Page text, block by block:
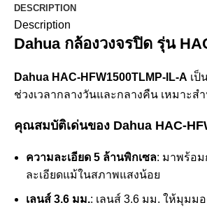
DESCRIPTION
Description
Dahua กล้องวงจรปิด รุ่น
Dahua HAC-HFW1500TLMP-IL-A เป็
ช่วงเวลากลางวันและกลางคืน เหมาะ
คุณสมบัติเด่นของ Dahua HAC-
ความละเอียด 5 ล้านพิกเซล: มาพร้อม
ละเอียดแม้ในสภาพแสงน้อย
เลนส์ 3.6 มม.: เลนส์ 3.6 มม. ให้มุมม